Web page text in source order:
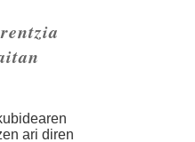
ari diren